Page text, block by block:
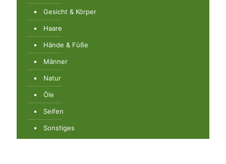
Gesicht & Körper
Haare
Hände & Füße
Männer
Natur
Öle
Seifen
Sonstiges